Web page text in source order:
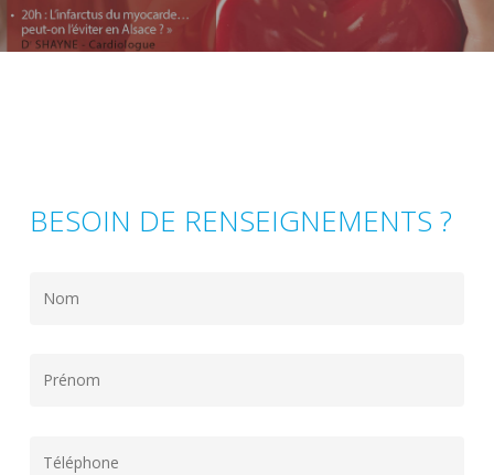
BESOIN DE RENSEIGNEMENTS ?